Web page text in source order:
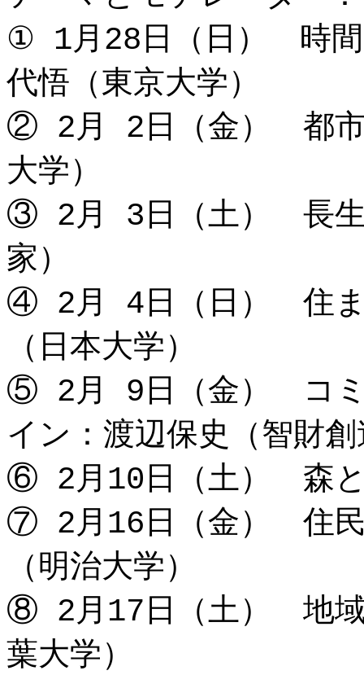
① 1月28日（日） 時間
代悟（東京大学）
② 2月 2日（金） 都市
大学）
③ 2月 3日（土） 長生
家）
④ 2月 4日（日） 住ま
（日本大学）
⑤ 2月 9日（金） コミ
イン：渡辺保史（智財
⑥ 2月10日（土） 森と
⑦ 2月16日（金） 住民
（明治大学）
⑧ 2月17日（土） 地域
葉大学）